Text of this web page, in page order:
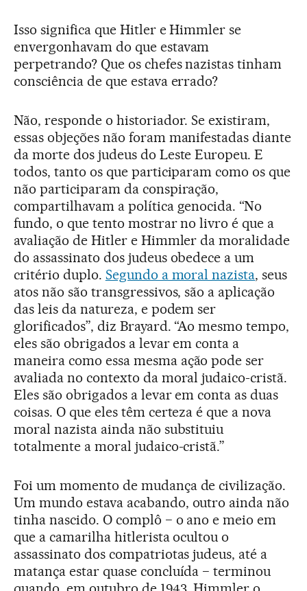
Isso significa que Hitler e Himmler se
envergonhavam do que estavam
perpetrando? Que os chefes nazistas tinham
consciência de que estava errado?
Não, responde o historiador. Se existiram,
essas objeções não foram manifestadas diante
da morte dos judeus do Leste Europeu. E
todos, tanto os que participaram como os que
não participaram da conspiração,
compartilhavam a política genocida. “No
fundo, o que tento mostrar no livro é que a
avaliação de Hitler e Himmler da moralidade
do assassinato dos judeus obedece a um
critério duplo. Segundo a moral nazista, seus
atos não são transgressivos, são a aplicação
das leis da natureza, e podem ser
glorificados”, diz Brayard. “Ao mesmo tempo,
eles são obrigados a levar em conta a
maneira como essa mesma ação pode ser
avaliada no contexto da moral judaico-cristã.
Eles são obrigados a levar em conta as duas
coisas. O que eles têm certeza é que a nova
moral nazista ainda não substituiu
totalmente a moral judaico-cristã.”
Foi um momento de mudança de civilização.
Um mundo estava acabando, outro ainda não
tinha nascido. O complô − o ano e meio em
que a camarilha hitlerista ocultou o
assassinato dos compatriotas judeus, até a
matança estar quase concluída − terminou